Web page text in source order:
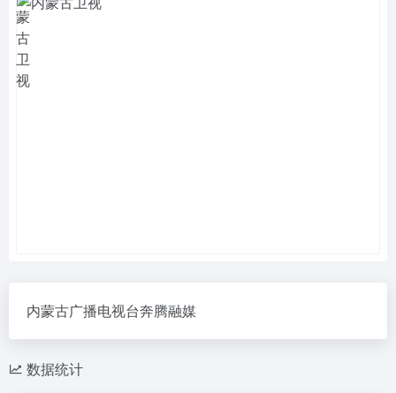
内蒙古广播电视台奔腾融媒
数据统计